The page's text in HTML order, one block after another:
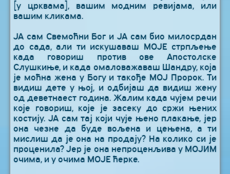
[у црквама], вашим модним ревијама, или
вашим кликама.
ЈА сам Свемоћни Бог и ЈА сам био милосрдан
до сада, али ти искушаваш МОЈЕ стрпљење
када говориш против ове Апостолске
Слушкиње, и када омаловажаваш Шандру, која
је моћна жена у Богу и такође МОЈ Пророк. Ти
видиш дете у њој, и одбијаш да видиш жену
од деветнаест година. Жалим када чујем речи
које говориш, које је засеку до сржи њених
костију. ЈА сам тај који чује њено плакање, јер
она чезне да буде вољена и цењена, а ти
мислиш да је она на продају? На колико си је
проценила? Јер је она непроценљива у МОЈИМ
очима, и у очима МОЈЕ ћерке.